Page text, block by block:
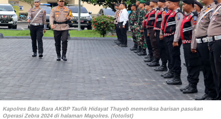
Kapolres Batu Bara AKBP Taufik Hidayat Thayeb memeriksa barisan pasukan
Operasi Zebra 2024 di halaman Mapolres. (foto/ist)